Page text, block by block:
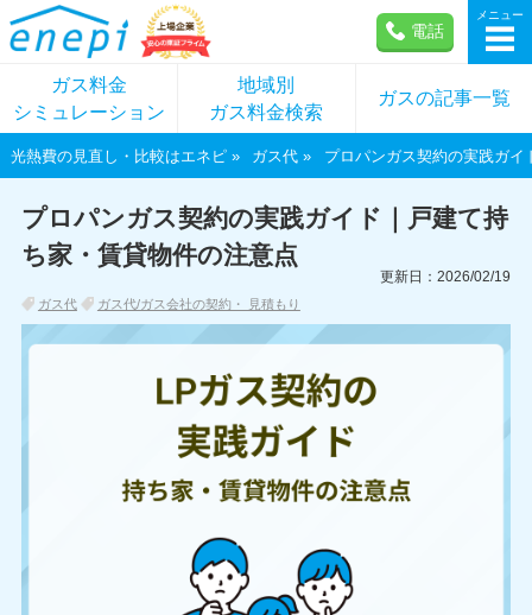
電話
メニュー
ガス料金
シミュレーション
地域別
ガス料金検索
ガスの記事一覧
光熱費の見直し・比較はエネピ ガス代 プロパンガス契約の実践ガ
プロパンガス契約の実践ガイド｜戸建て持
ち家・賃貸物件の注意点
ガス代 ガス代/ガス会社の契約・ 見積もり
更新日：2026/02/19